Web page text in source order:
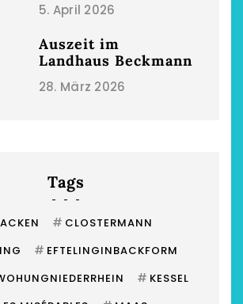
5. April 2026
Auszeit im
Landhaus Beckmann
28. März 2026
Tags
# CLOSTERMANN
# EFTELINGINBACKFORM
# KESSEL